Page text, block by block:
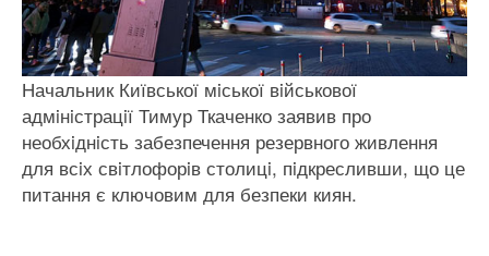
Начальник Київської мiської вiйськової
адмiнiстрацiї Тимур Ткаченко заявив про
необхiднiсть забезпечення резервного живлення
для всiх свiтлофорiв столицi, пiдкресливши, що це
питання є ключовим для безпеки киян.